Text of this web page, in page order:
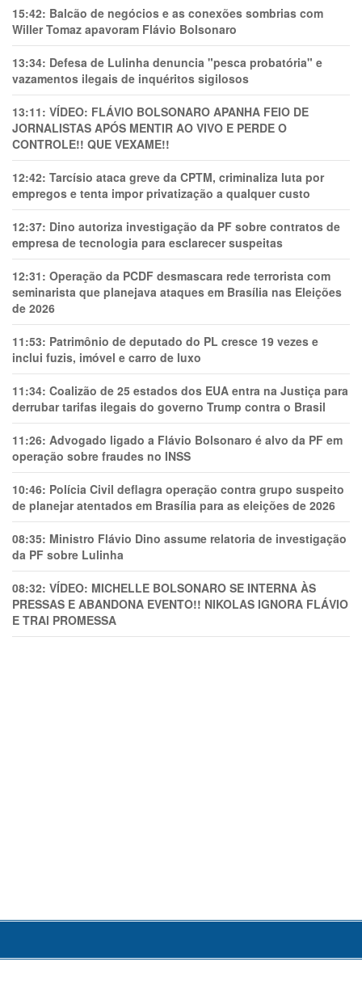
15:42: Balcão de negócios e as conexões sombrias com
Willer Tomaz apavoram Flávio Bolsonaro
13:34: Defesa de Lulinha denuncia "pesca probatória" e
vazamentos ilegais de inquéritos sigilosos
13:11: VÍDEO: FLÁVIO BOLSONARO APANHA FEIO DE
JORNALISTAS APÓS MENTIR AO VIVO E PERDE O
CONTROLE!! QUE VEXAME!!
12:42: Tarcísio ataca greve da CPTM, criminaliza luta por
empregos e tenta impor privatização a qualquer custo
12:37: Dino autoriza investigação da PF sobre contratos de
empresa de tecnologia para esclarecer suspeitas
12:31: Operação da PCDF desmascara rede terrorista com
seminarista que planejava ataques em Brasília nas Eleições
de 2026
11:53: Patrimônio de deputado do PL cresce 19 vezes e
inclui fuzis, imóvel e carro de luxo
11:34: Coalizão de 25 estados dos EUA entra na Justiça para
derrubar tarifas ilegais do governo Trump contra o Brasil
11:26: Advogado ligado a Flávio Bolsonaro é alvo da PF em
operação sobre fraudes no INSS
10:46: Polícia Civil deflagra operação contra grupo suspeito
de planejar atentados em Brasília para as eleições de 2026
08:35: Ministro Flávio Dino assume relatoria de investigação
da PF sobre Lulinha
08:32: VÍDEO: MICHELLE BOLSONARO SE INTERNA ÀS
PRESSAS E ABANDONA EVENTO!! NIKOLAS IGNORA FLÁVIO
E TRAl PROMESSA